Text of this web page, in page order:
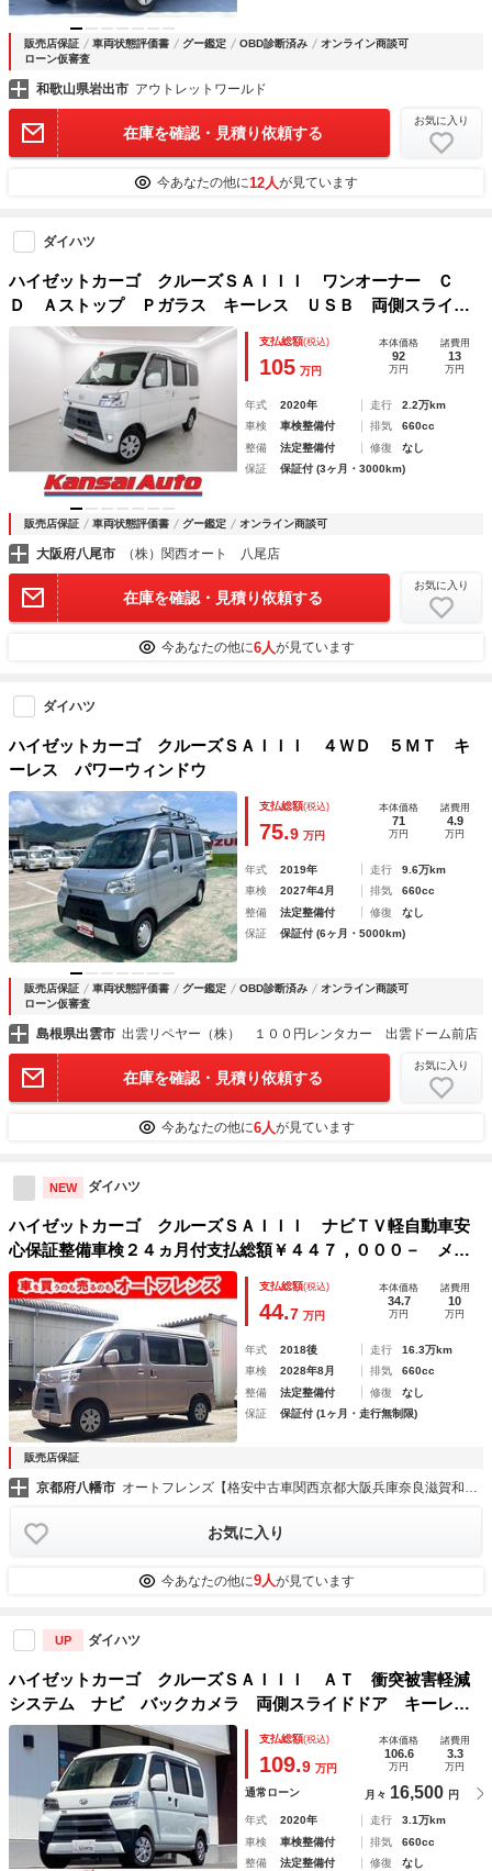
販売店保証 車両状態評価書 グー鑑定 OBD診断済み
オンライン商談可
ローン仮審査
和歌山県岩出市 アウトレットワールド
在庫を確認・見積り依頼する
お気に入り
今あなたの他に12人が見ています
ダイハツ
ハイゼットカーゴ クルーズＳＡＩＩＩ ワンオーナー Ｃ
Ｄ Ａストップ Ｐガラス キーレス ＵＳＢ 両側スライド
ドア 電格ミラー リアワイパー ＬＥＤヘッド フォグ オ
ートハイビーム 最積３５０ｋｇ ＡＢＳ ルーフコンソー
ル Ｗエアバック
支払総額(税込)
105 万円
本体価格
92
万円
諸費用
13
万円
年式 2020年 走行
2.2万km
車検
車検整備付 排気
660cc
整備
法定整備付 修復
なし
保証
保証付 (3ヶ月・3000km)
販売店保証 車両状態評価書 グー鑑定 オンライン商談可
大阪府八尾市 （株）関西オート 八尾店
在庫を確認・見積り依頼する
お気に入り
今あなたの他に6人が見ています
ダイハツ
ハイゼットカーゴ クルーズＳＡＩＩＩ ４ＷＤ ５ＭＴ キ
ーレス パワーウィンドウ
支払総額(税込)
75.9 万円
本体価格
71
万円
諸費用
4.9
万円
年式 2019年 走行
9.6万km
車検
2027年4月 排気
660cc
整備
法定整備付 修復
なし
保証
保証付 (6ヶ月・5000km)
販売店保証 車両状態評価書 グー鑑定 OBD診断済み
オンライン商談可
ローン仮審査
島根県出雲市 出雲リペヤー（株） １００円レンタカー 出雲ドーム前店
在庫を確認・見積り依頼する
お気に入り
今あなたの他に6人が見ています
NEW ダイハツ
ハイゼットカーゴ クルーズＳＡＩＩＩ ナビＴＶ軽自動車安
心保証整備車検２４ヵ月付支払総額￥４４７，０００－ メモ
リーナビ フルセグＴＶ ４速オートマチック アイドリング
ストップ レーダーブレーキサポート キープレーンアシス
ト 車検整備付
支払総額(税込)
44.7 万円
本体価格
34.7
万円
諸費用
10
万円
年式 2018後 走行
16.3万km
車検
2028年8月 排気
660cc
整備
法定整備付 修復
なし
保証
保証付 (1ヶ月・走行無制限)
販売店保証
京都府八幡市 オートフレンズ【格安中古車関西京都大阪兵庫奈良滋賀和歌山】
お気に入り
今あなたの他に9人が見ています
UP ダイハツ
ハイゼットカーゴ クルーズＳＡＩＩＩ ＡＴ 衝突被害軽減
システム ナビ バックカメラ 両側スライドドア キーレス
エントリー アイドリングストップ 電動格納ミラー オート
マチックハイビーム ＥＳＣ エアコン
支払総額(税込)
109.9 万円
本体価格
106.6
万円
諸費用
3.3
万円
通常ローン 月々 16,500 円
年式 2020年 走行
3.1万km
車検
車検整備付 排気
660cc
整備
法定整備付 修復
なし